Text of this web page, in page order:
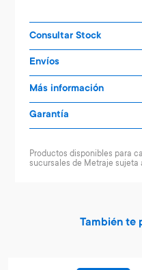
Consultar Stock
Envíos
Más información
Garantía
Productos disponibles para
sucursales de Metraje sujeta
También te